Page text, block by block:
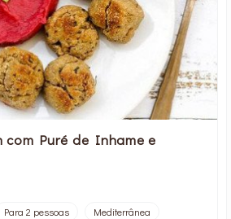
com Puré de Inhame e
Para 2 pessoas
Mediterrânea